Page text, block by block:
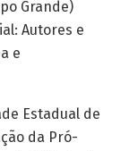
Grande)
Autores e
e
Estadual de
da Pró-